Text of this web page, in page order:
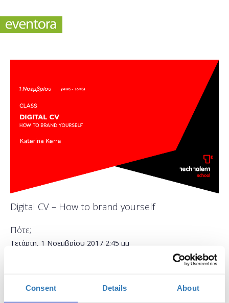
Consent Details About
Digital CV – How to brand yourself
Πότε;
Τετάρτη, 1 Νοεμβρίου 2017 2:45 μμ
Found.ation, Αθήνα